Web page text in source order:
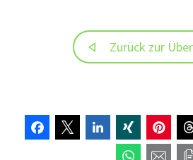
Zurück zur